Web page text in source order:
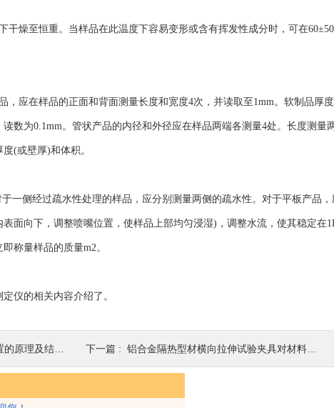
燥至恒重。当样品在此温度下容易变形或含有挥发性成分时，可在
应在样品的正面和背面测量长度和宽度4次，并读取至1mm。软制品厚
数为0.1mm。管状产品的内径和外径应在样品两端各测量4处。长度测量
(或壁厚)和体积。
侧经过疏水性处理的样品，应分别测量两侧的疏水性。对于平板产品，
面向下，调整喷嘴位置，使样品上部均匀浸湿)，调整水流，使其稳定在
称量样品的质量m2。
仪的相关内容介绍了。
理及结构分享 下一篇 : 铝合金隔热型材横向拉伸试验夹具对材料的要求你知道么